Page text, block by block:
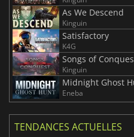
As We Descend
Kinguin
Satisfactory
K4G
Songs of
Kinguin
Midnight Ghost
Eneba
TENDANCES ACTUELLES